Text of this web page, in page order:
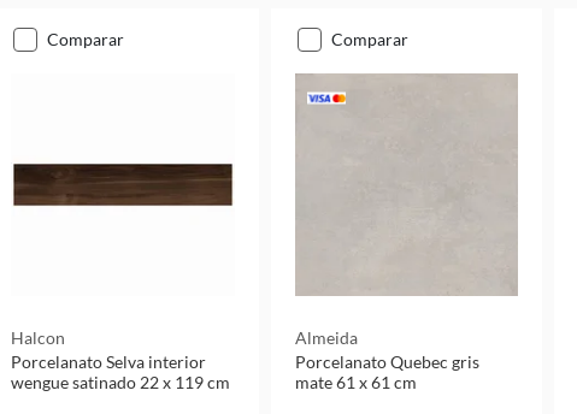
comparar
Halcon
Porcelanato Selva interior
wengue satinado 22 x 119 cm
comparar
Almeida
Porcelanato Quebec gris
mate 61 x 61 cm